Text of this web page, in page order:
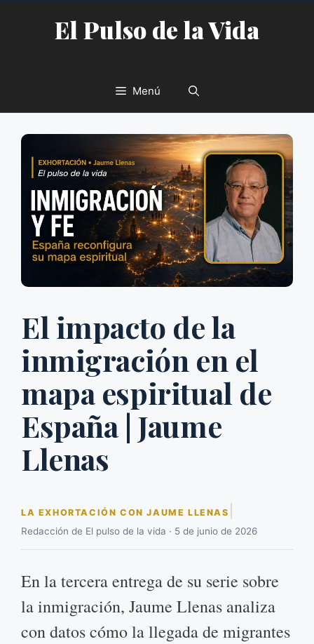
contenidoEl Pulso de la Vida
Menú
El impacto de la
inmigración en el
mapa espiritual de
España | Jaume
Llenas
LA EXHORTACIÓN CON JAUME LLENAS
Redacción de El pulso de la vida · 5 de junio de 2026
En la tercera entrega de su serie sobre
la inmigración, Jaume Llenas analiza
con datos cómo la llegada de migrantes